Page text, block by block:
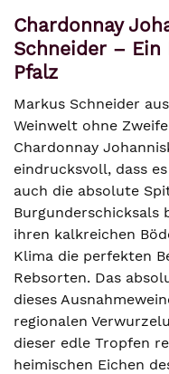
Chardonnay
Schneider –
Pfalz
Markus Schneider
Weinwelt ohne
Chardonnay
eindrucksvoll, dass
auch die absolute
Burgunderschicksals
ihren kalkreichen
Klima die perfekten
Rebsorten. Das
dieses
regionalen
dieser edle Tropfen
heimischen Eichen